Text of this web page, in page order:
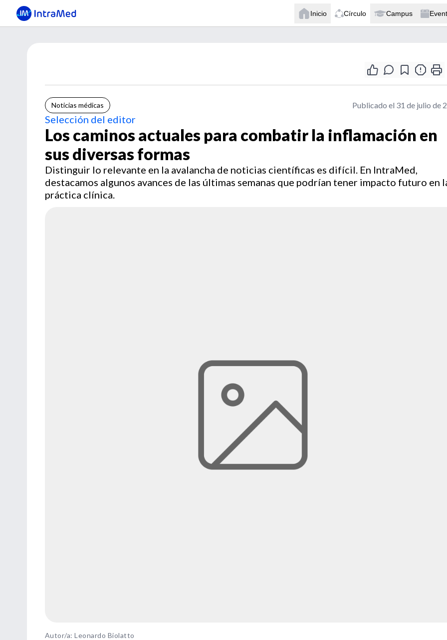
Inicio Círculo Campus
Noticias médicas Publicado el 31 de julio de
Selección del editor
Los caminos actuales para combatir la inflamación en
sus diversas formas
Distinguir lo relevante en la avalancha de noticias científicas es difícil. En IntraMed,
destacamos algunos avances de las últimas semanas que podrían tener impacto futuro en
práctica clínica.
Autor/a: Leonardo Biolatto